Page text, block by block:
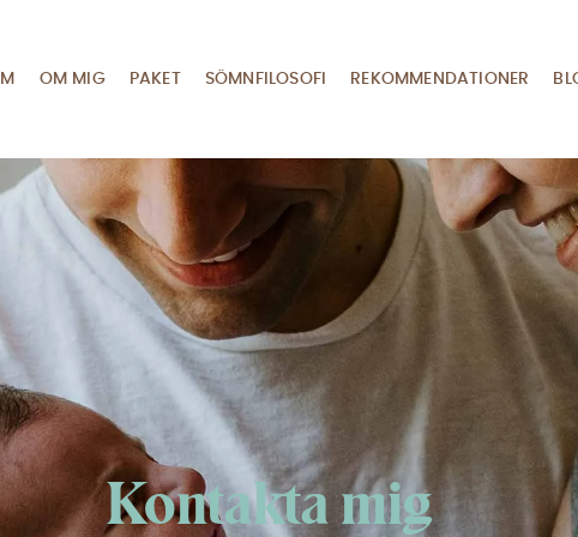
OM MIG PAKET SÖMNFILOSOFI REKOMMENDATIONER
Kontakta mig